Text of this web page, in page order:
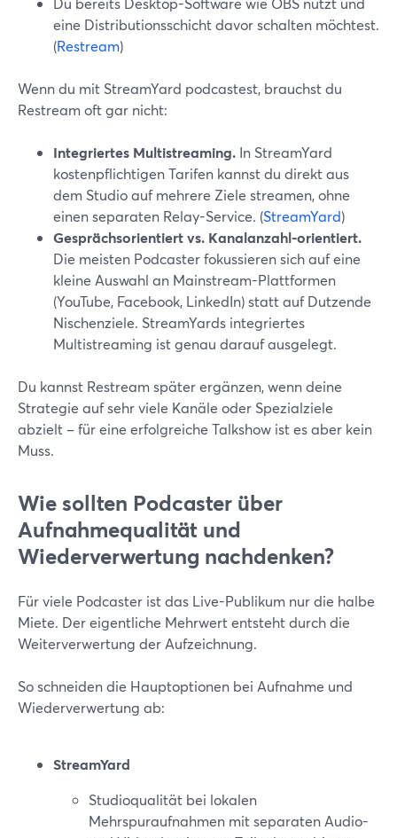
eine Distributionsschicht davor schalten möchtest.
(Restream)
Wenn du mit StreamYard podcastest, brauchst du
Restream oft gar nicht:
Integriertes Multistreaming. In StreamYard
kostenpflichtigen Tarifen kannst du direkt aus
dem Studio auf mehrere Ziele streamen, ohne
einen separaten Relay-Service. (StreamYard)
Gesprächsorientiert vs. Kanalanzahl-orientiert.
Die meisten Podcaster fokussieren sich auf eine
kleine Auswahl an Mainstream-Plattformen
(YouTube, Facebook, LinkedIn) statt auf Dutzende
Nischenziele. StreamYards integriertes
Multistreaming ist genau darauf ausgelegt.
Du kannst Restream später ergänzen, wenn deine
Strategie auf sehr viele Kanäle oder Spezialziele
abzielt – für eine erfolgreiche Talkshow ist es aber kein
Muss.
Wie sollten Podcaster über
Aufnahmequalität und
Wiederverwertung nachdenken?
Für viele Podcaster ist das Live-Publikum nur die halbe
Miete. Der eigentliche Mehrwert entsteht durch die
Weiterverwertung der Aufzeichnung.
So schneiden die Hauptoptionen bei Aufnahme und
Wiederverwertung ab:
StreamYard
Studioqualität bei lokalen
Mehrspuraufnahmen mit separaten Audio-